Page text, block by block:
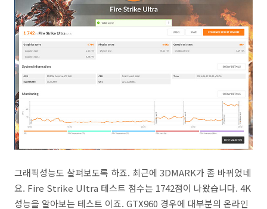
그래픽성능도 살펴보도록 하죠. 최근에 3DMARK가 좀 바뀌었네
요. Fire Strike Ultra 테스트 점수는 1742점이 나왔습니다. 4K
성능을 알아보는 테스트 이죠. GTX960 경우에 대부분의 온라인